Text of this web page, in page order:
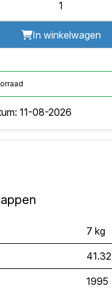
7 kg
41.32
1995
In winkelwagen
11-08-2026